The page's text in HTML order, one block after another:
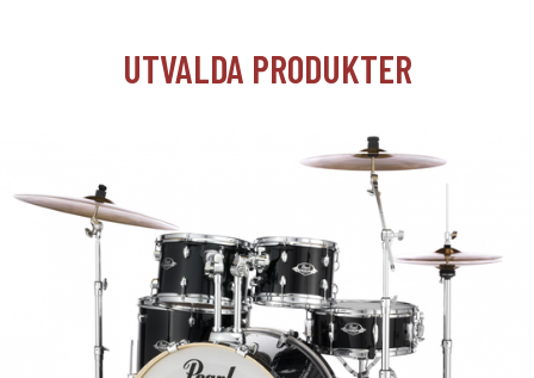
UTVALDA PRODUKTER